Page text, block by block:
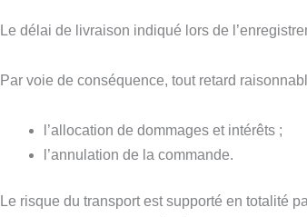
Le délai de livraison indiqué lors de
Par voie de conséquence, tout retard
l’allocation de dommages et intérêts ;
l’annulation de la commande.
Le risque du transport est supporté en totalité